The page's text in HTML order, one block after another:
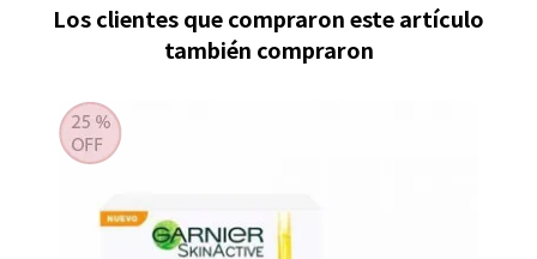
Los clientes que compraron este artículo
también compraron